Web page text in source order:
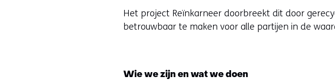
Het project Reïnkarneer doorbreekt dit door
betrouwbaar te maken voor alle partijen in de
Wie we zijn en wat we doen